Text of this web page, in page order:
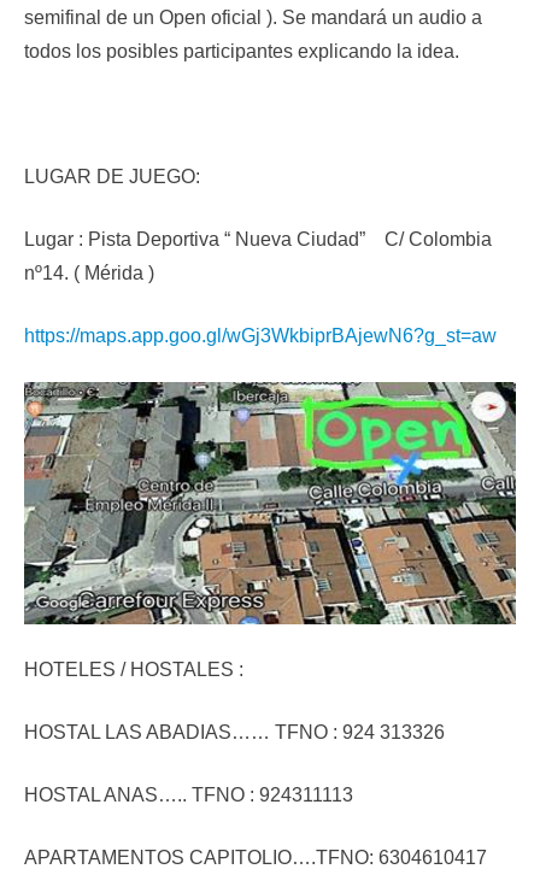
semifinal de un Open oficial ). Se mandará un audio a
todos los posibles participantes explicando la idea.
LUGAR DE JUEGO:
Lugar : Pista Deportiva “ Nueva Ciudad” C/ Colombia
nº14. ( Mérida )
https://maps.app.goo.gl/wGj3WkbiprBAjewN6?g_st=aw
HOTELES / HOSTALES :
HOSTAL LAS ABADIAS…… TFNO : 924 313326
HOSTAL ANAS….. TFNO : 924311113
APARTAMENTOS CAPITOLIO….TFNO: 6304610417